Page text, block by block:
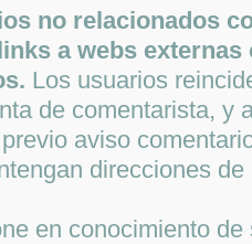
no relacionados
a webs
Los usuarios
de comentarista, y
aviso
direcciones
en conocimiento